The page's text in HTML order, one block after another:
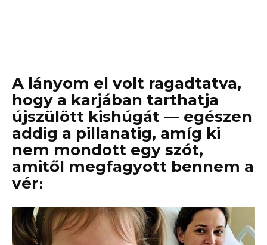
A lányom el volt ragadtatva,
hogy a karjában tarthatja
újszülött kishúgát — egészen
addig a pillanatig, amíg ki
nem mondott egy szót,
amitől megfagyott bennem a
vér։